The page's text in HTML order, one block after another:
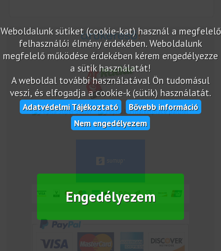
Weboldalunk sütiket (cookie-kat) használ a megfelelő
felhasználói élmény érdekében. Weboldalunk
megfelelő működése érdekében kérem engedélyezze
a sütik használatát!
A weboldal további használatával Ön tudomásul
veszi, és elfogadja a cookie-k (sütik) használatát.
Adatvédelmi Tájékoztató
Bővebb információ
Nem engedélyezem
Engedélyezem
Árukereső.hu
marketplace partner